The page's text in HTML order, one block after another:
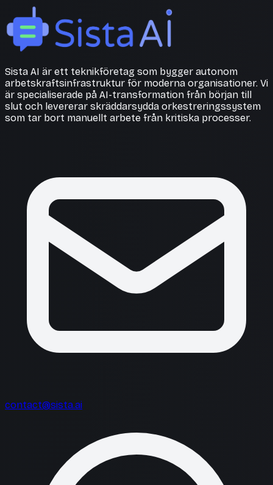
Sista AI är ett teknikföretag som bygger autonom
arbetskraftsinfrastruktur för moderna organisationer. Vi
är specialiserade på AI-transformation från början till
slut och levererar skräddarsydda orkestreringssystem
som tar bort manuellt arbete från kritiska processer.
contact@sista.ai